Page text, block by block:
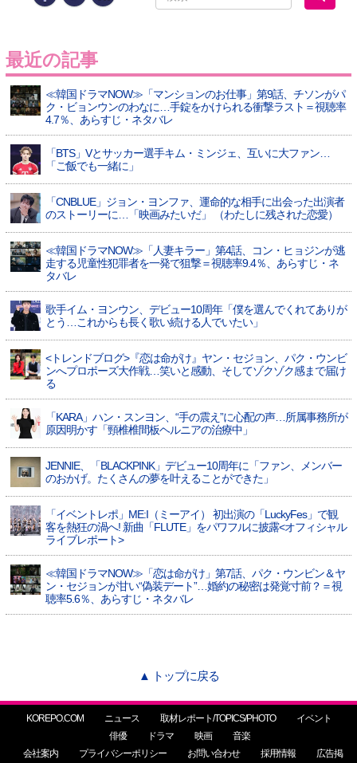
最近の記事
≪韓国ドラマNOW≫「マンションのお仕事」第9話、チソンがパ
ク・ビョンウンのわなに…手錠をかけられる衝撃ラスト＝視聴率
4.7％、あらすじ・ネタバレ
「BTS」Vとサッカー選手キム・ミンジェ、互いに大ファン…
「ご飯でも一緒に」
「CNBLUE」ジョン・ヨンファ、運命的な相手に出会った出演者
のストーリーに…「映画みたいだ」 （わたしに残された恋愛）
≪韓国ドラマNOW≫「人妻キラー」第4話、コン・ヒョジンが逃
走する児童性犯罪者を一発で狙撃＝視聴率9.4％、あらすじ・ネ
タバレ
歌手イム・ヨンウン、デビュー10周年「僕を選んでくれてありが
とう…これからも長く歌い続ける人でいたい」
<トレンドブログ>『恋は命がけ』ヤン・セジョン、パク・ウンビ
ンへプロポーズ大作戦…笑いと感動、そしてゾクゾク感まで届け
る
「KARA」ハン・スンヨン、“手の震え”に心配の声…所属事務所が
原因明かす「頸椎椎間板ヘルニアの治療中」
JENNIE、「BLACKPINK」デビュー10周年に「ファン、メンバー
のおかげ。たくさんの夢を叶えることができた」
「イベントレポ」ME:I（ミーアイ） 初出演の「LuckyFes」で観
客を熱狂の渦へ! 新曲「FLUTE」をパワフルに披露<オフィシャル
ライブレポート>
≪韓国ドラマNOW≫「恋は命がけ」第7話、パク・ウンビン＆ヤ
ン・セジョンが甘い“偽装デート”…婚約の秘密は発覚寸前？＝視
聴率5.6％、あらすじ・ネタバレ
▲ トップに戻る
KOREPO.COM ニュース 取材レポート/TOPICS/PHOTO
イベント
俳優
ドラマ 映画
音楽
会社案内
プライバシーポリシー お問い合わせ 採用情報 広告掲